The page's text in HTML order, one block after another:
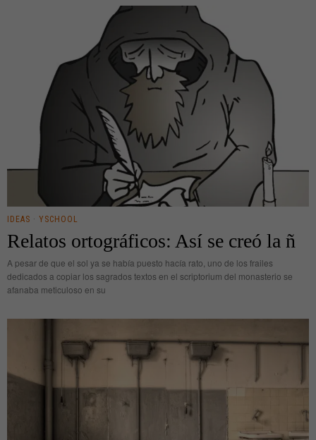
IDEAS · YSCHOOL
Relatos ortográficos: Así se creó la ñ
A pesar de que el sol ya se había puesto hacía rato, uno de los frailes
dedicados a copiar los sagrados textos en el scriptorium del monasterio se
afanaba meticuloso en su